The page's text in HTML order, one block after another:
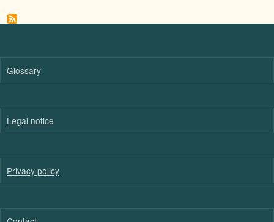
Glossary
Legal notice
Privacy policy